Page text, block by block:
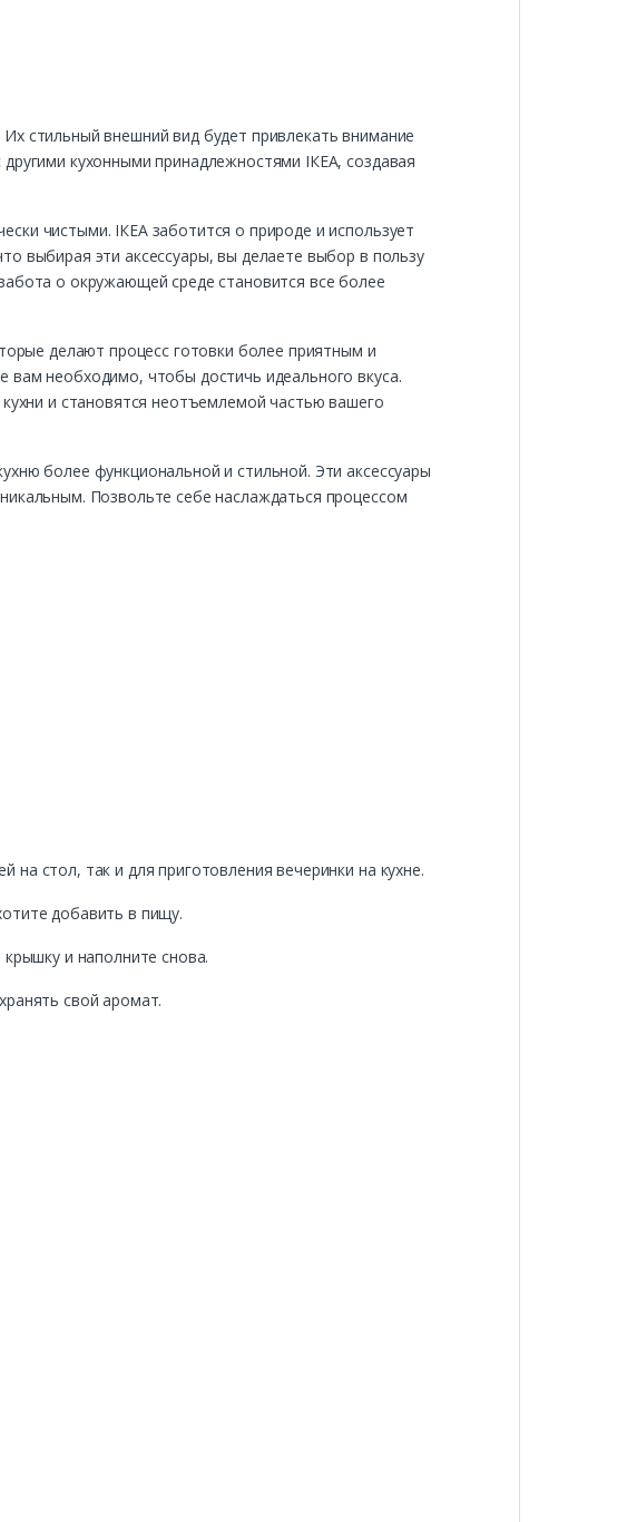
стильный внешний вид будет привлекать внимание
кухонными принадлежностями ІКЕА, создавая
чистыми. ІКЕА заботится о природе и использует
выбирая эти аксессуары, вы делаете выбор в пользу
о окружающей среде становится все более
делают процесс готовки более приятным и
необходимо, чтобы достичь идеального вкуса.
и становятся неотъемлемой частью вашего
более функциональной и стильной. Эти аксессуары
Позвольте себе наслаждаться процессом
стол, так и для приготовления вечеринки на кухне.
добавить в пищу.
и наполните снова.
свой аромат.